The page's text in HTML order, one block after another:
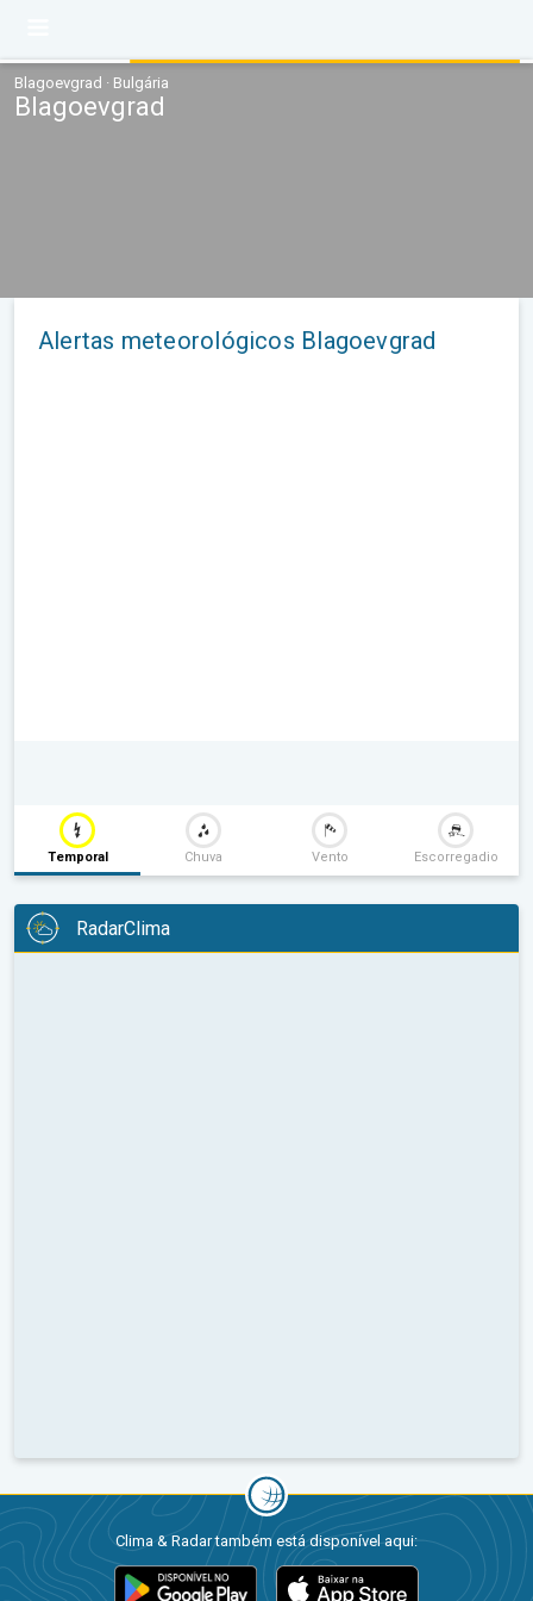
Blagoevgrad · Bulgária
Blagoevgrad
Alertas meteorológicos Blagoevgrad
Temporal Chuva Vento Escorregadio
RadarClima
Clima & Radar também está disponível aqui: